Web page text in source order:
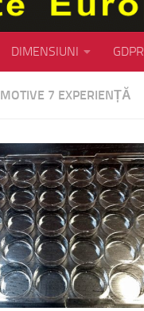
DIMENSIUNI GDPR
7 EXPERIENȚĂ